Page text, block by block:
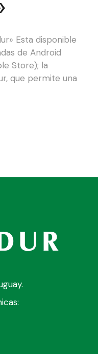
Esta disponible
de Android
Store); la
que permite una